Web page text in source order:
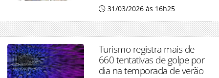
31/03/2026 às 16h25
Turismo registra mais de
660 tentativas de golpe por
dia na temporada de verão